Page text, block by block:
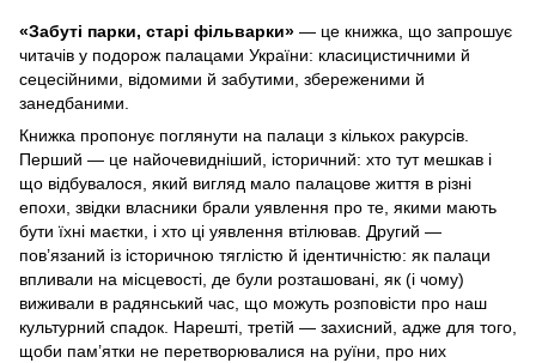
«Забуті парки, старі фільварки» — це книжка, що запрошує
читачів у подорож палацами України: класицистичними й
сецесійними, відомими й забутими, збереженими й
занедбаними.
Книжка пропонує поглянути на палаци з кількох ракурсів.
Перший — це найочевидніший, історичний: хто тут мешкав і
що відбувалося, який вигляд мало палацове життя в різні
епохи, звідки власники брали уявлення про те, якими мають
бути їхні маєтки, і хто ці уявлення втілював. Другий —
пов’язаний із історичною тяглістю й ідентичністю: як палаци
впливали на місцевості, де були розташовані, як (і чому)
виживали в радянський час, що можуть розповісти про наш
культурний спадок. Нарешті, третій — захисний, адже для того,
щоби пам’ятки не перетворювалися на руїни, про них